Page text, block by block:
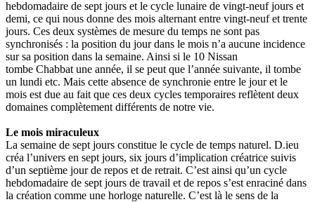
hebdomadaire de sept jours et le cycle lunaire de vingt-neuf jours et
demi, ce qui nous donne des mois alternant entre vingt-neuf et trente
jours. Ces deux systèmes de mesure du temps ne sont pas
synchronisés : la position du jour dans le mois n’a aucune incidence
sur sa position dans la semaine. Ainsi si le 10 Nissan
tombe Chabbat une année, il se peut que l’année suivante, il tombe
un lundi etc. Mais cette absence de synchronie entre le jour et le
mois est due au fait que ces deux cycles temporaires reflètent deux
domaines complètement différents de notre vie.
Le mois miraculeux
La semaine de sept jours constitue le cycle de temps naturel. D.ieu
créa l’univers en sept jours, six jours d’implication créatrice suivis
d’un septième jour de repos et de retrait. C’est ainsi qu’un cycle
hebdomadaire de sept jours de travail et de repos s’est enraciné dans
la création comme une horloge naturelle. C’est là le sens de la